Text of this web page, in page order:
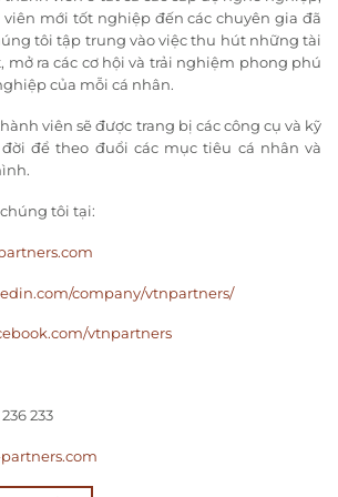
mới tốt nghiệp đến các chuyên gia đã
tôi tập trung vào việc thu hút những tài
mở ra các cơ hội và trải nghiệm phong phú
của mỗi cá nhân.
viên sẽ được trang bị các công cụ và kỹ
để theo đuổi các mục tiêu cá nhân và
tôi tại:
company/vtnpartners/
vtnpartners
233